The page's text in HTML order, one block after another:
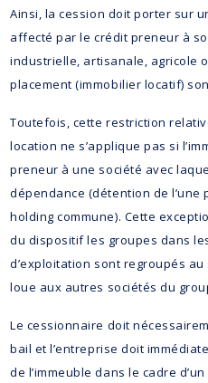
Ainsi, la cession doit porter sur
affecté par le crédit preneur à
industrielle, artisanale, agricole
placement (immobilier locatif)
Toutefois, cette restriction
location ne s’applique pas si
preneur à une société avec
dépendance (détention de l’une
holding commune). Cette
du dispositif les groupes dans
d’exploitation sont regroupés
loue aux autres sociétés du
Le cessionnaire doit
bail et l’entreprise doit
de l’immeuble dans le cadre